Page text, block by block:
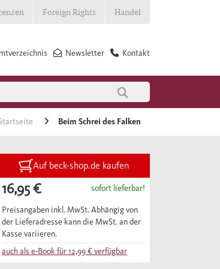
Foreign Rights Handel
Kontakt
Newsletter
Beim Schrei des Falken
Auf beck-shop.de kaufen
16,95 € sofort lieferbar!
Preisangaben inkl. MwSt. Abhängig von
der Lieferadresse kann die MwSt. an der
Kasse variieren.
auch als e-Book für12,99 €verfügbar